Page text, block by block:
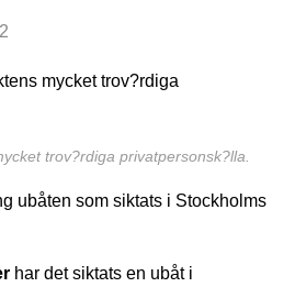
trov?rdiga privatpersonsk?lla.
ubåten som siktats i Stockholms
har det siktats en ubåt i